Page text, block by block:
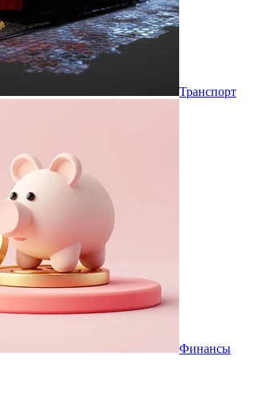
Транспорт
Финансы